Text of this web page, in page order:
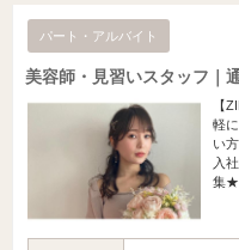
パート・アルバイト
美容師・見習いスタッフ｜
【
軽
い
入
集★